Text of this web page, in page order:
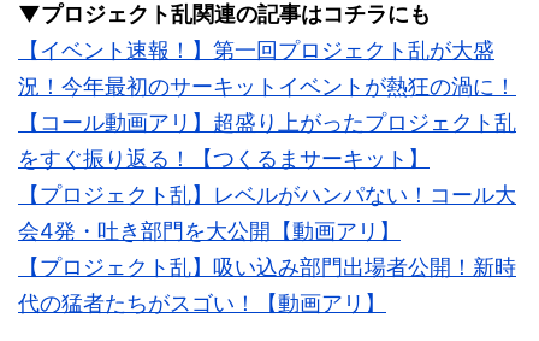
▼プロジェクト乱関連の記事はコチラにも
【イベント速報！】第一回プロジェクト乱が大盛
況！今年最初のサーキットイベントが熱狂の渦に！
【コール動画アリ】超盛り上がったプロジェクト乱
をすぐ振り返る！【つくるまサーキット】
【プロジェクト乱】レベルがハンパない！コール大
会4発・吐き部門を大公開【動画アリ】
【プロジェクト乱】吸い込み部門出場者公開！新時
代の猛者たちがスゴい！【動画アリ】